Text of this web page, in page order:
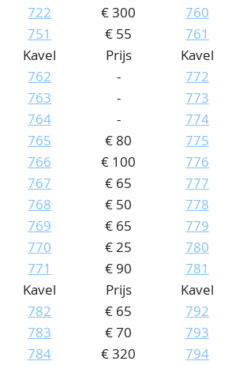
722
€ 300
751
€ 55
760
761
Kavel
Prijs
762
-
763
-
764
-
765
€ 80
766
€ 100
767
€ 65
768
€ 50
769
€ 65
770
€ 25
771
€ 90
Kavel
772
773
774
775
776
777
778
779
780
781
Kavel
Prijs
782
€ 65
783
€ 70
784
€ 320
Kavel
792
793
794